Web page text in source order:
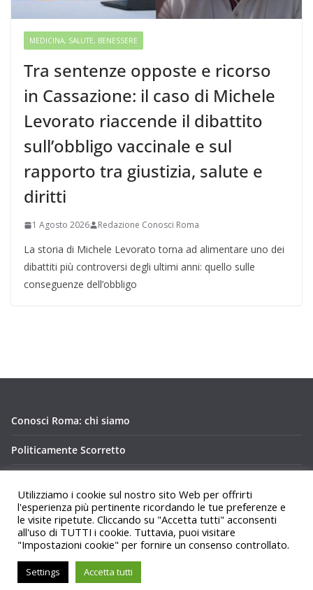
MEDICINA, SALUTE, BENESSERE
Tra sentenze opposte e ricorso
in Cassazione: il caso di Michele
Levorato riaccende il dibattito
sull’obbligo vaccinale e sul
rapporto tra giustizia, salute e
diritti
1 Agosto 2026 Redazione Conosci Roma
La storia di Michele Levorato torna ad alimentare uno dei
dibattiti più controversi degli ultimi anni: quello sulle
conseguenze dell’obbligo
Conosci Roma: chi siamo
Politicamente Scorretto
Copyright © 2026Conosci Roma
Tema:
ColorMagdi ThemeGrill. Powered by
Utilizziamo i cookie sul nostro sito Web per offrirti
l'esperienza più pertinente ricordando le tue preferenze e
le visite ripetute. Cliccando su "Accetta tutti" acconsenti
all'uso di TUTTI i cookie. Tuttavia, puoi visitare
"Impostazioni cookie" per fornire un consenso controllato.
Settings Accetta tutti